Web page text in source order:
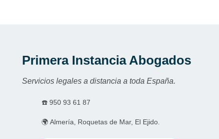
Primera Instancia Abogados
Servicios legales a distancia a toda España.
☎️ 950 93 61 87
🌍 Almería, Roquetas de Mar, El Ejido.